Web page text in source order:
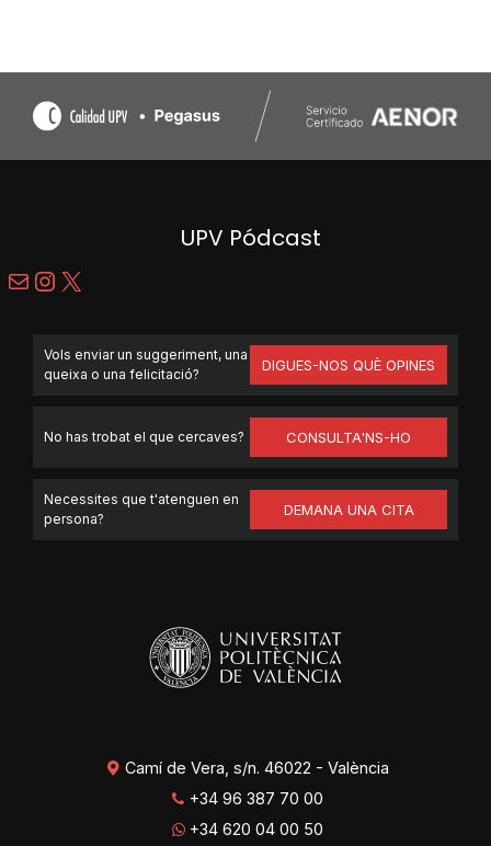
UPV Pódcast
MailInstagram
X
Vols enviar un suggeriment, una
queixa o una felicitació?
DIGUES-NOS QUÈ OPINES
No has trobat el que cercaves? CONSULTA'NS-HO
Necessites que t'atenguen en
persona?
DEMANA UNA CITA
Camí de Vera, s/n. 46022 - València
+34 96 387 70 00
+34 620 04 00 50